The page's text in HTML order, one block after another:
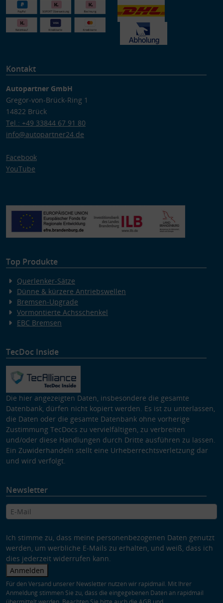
Kontakt
Autopartner GmbH
Gregor-von-Brück-Ring 1
14822 Brück
Tel.: +49 33844 67 91 80
info@autopartner24.de
Facebook
YouTube
Top Produkte
Querlenker-Sätze
Dünne & kürzere Antriebswellen
Bremsen-Upgrade
Vormontierte Achsschenkel
EBC Bremsen
TecDoc Inside
Die hier angezeigten Daten, insbesondere die gesamte
Datenbank, dürfen nicht kopiert werden. Es ist zu unterlassen,
die Daten oder die gesamte Datenbank ohne vorherige
Zustimmung TecDocs zu vervielfältigen, zu verbreiten
und/oder diese Handlungen durch Dritte ausführen zu lassen.
Ein Zuwiderhandeln stellt eine Urheberrechtsverletzung dar
und wird verfolgt.
Newsletter
Ich stimme zu, dass meine personenbezogenen Daten genutzt
werden, um werbliche E-Mails zu erhalten, und weiß, dass ich
dies jederzeit widerrufen kann.
Anmelden
Für den Versand unserer Newsletter nutzen wir rapidmail. Mit Ihrer
Anmeldung stimmen Sie zu, dass die eingegebenen Daten an rapidmail